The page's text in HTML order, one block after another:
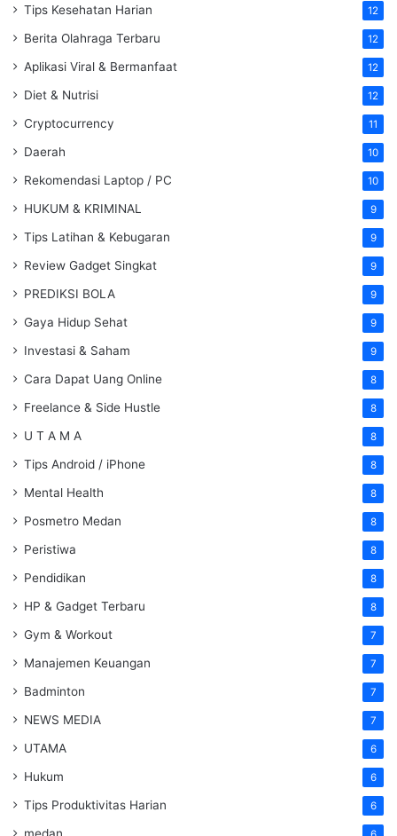
Tips Kesehatan Harian 12
Berita Olahraga Terbaru 12
Aplikasi Viral & Bermanfaat 12
Diet & Nutrisi 12
Cryptocurrency 11
Daerah 10
Rekomendasi Laptop / PC 10
HUKUM & KRIMINAL 9
Tips Latihan & Kebugaran 9
Review Gadget Singkat 9
PREDIKSI BOLA 9
Gaya Hidup Sehat 9
Investasi & Saham 9
Cara Dapat Uang Online 8
Freelance & Side Hustle 8
U T A M A 8
Tips Android / iPhone 8
Mental Health 8
Posmetro Medan 8
Peristiwa 8
Pendidikan 8
HP & Gadget Terbaru 8
Gym & Workout 7
Manajemen Keuangan 7
Badminton 7
NEWS MEDIA 7
UTAMA 6
Hukum 6
Tips Produktivitas Harian 6
medan